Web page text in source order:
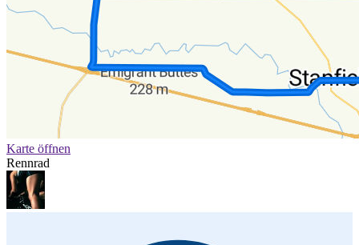
Karte öffnen
Rennrad